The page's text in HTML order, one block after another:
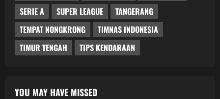
SERIE A
SUPER LEAGUE
TANGERANG
TEMPAT NONGKRONG
TIMNAS INDONESIA
TIMUR TENGAH
TIPS KENDARAAN
YOU MAY HAVE MISSED